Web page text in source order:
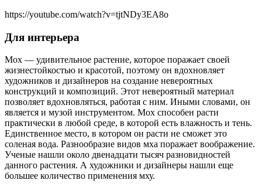
https://youtube.com/watch?v=tjtNDy3EA8o
Для интерьера
Мох — удивительное растение, которое поражает своей
жизнестойкостью и красотой, поэтому он вдохновляет
художников и дизайнеров на создание невероятных
конструкций и композиций. Этот невероятный материал
позволяет вдохновляться, работая с ним. Иными словами, он
является и музой инструментом. Мох способен расти
практически в любой среде, в которой есть влажность и тень.
Единственное место, в котором он расти не сможет это
соленая вода. Разнообразие видов мха поражает воображение.
Ученые нашли около двенадцати тысяч разновидностей
данного растения. А художники и дизайнеры нашли еще
большее количество применения мху.